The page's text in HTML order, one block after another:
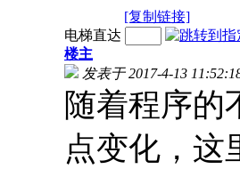
[复制链接]
电梯直达
楼主
发表于 2017-4-13
随着程序的
点变化，这